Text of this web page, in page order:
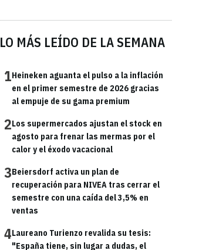
LO MÁS LEÍDO DE LA SEMANA
1Heineken aguanta el pulso a la inflación
en el primer semestre de 2026 gracias
al empuje de su gama premium
2Los supermercados ajustan el stock en
agosto para frenar las mermas por el
calor y el éxodo vacacional
3Beiersdorf activa un plan de
recuperación para NIVEA tras cerrar el
semestre con una caída del 3,5% en
ventas
4Laureano Turienzo revalida su tesis:
"España tiene, sin lugar a dudas, el